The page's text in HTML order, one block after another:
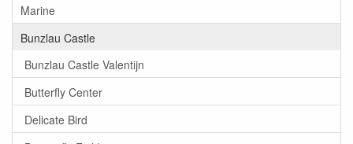
Marine
Bunzlau Castle
Bunzlau Castle Valentijn
Butterfly Center
Delicate Bird